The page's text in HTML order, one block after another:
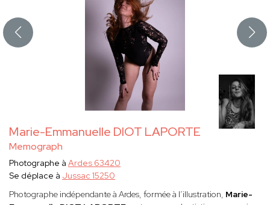
Marie-Emmanuelle DIOT LAPORTE
Memograph
Photographe à Ardes 63420
Se déplace à Jussac 15250
Photographe indépendante à Ardes, formée à l’illustration, Marie-